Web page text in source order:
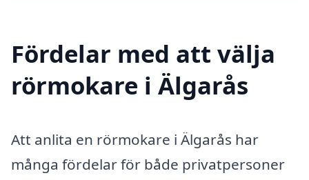
Fördelar med att välja
rörmokare i Älgarås
Att anlita en rörmokare i Älgarås har
många fördelar för både privatpersoner